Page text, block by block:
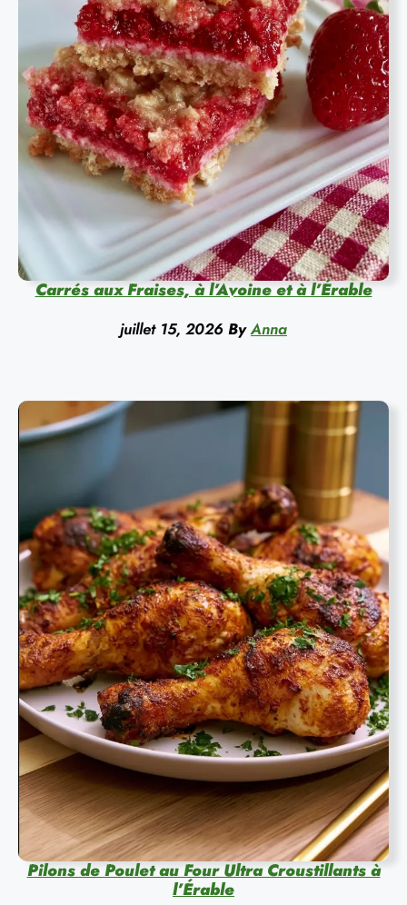
Carrés aux Fraises, à l’Avoine et à l’Érable
juillet 15, 2026 By Anna
Pilons de Poulet au Four Ultra Croustillants à
l’Érable